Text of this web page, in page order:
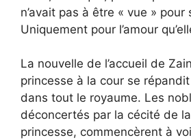
n’avait pas à être « vue » pour
Uniquement pour l’amour
La nouvelle de l’accueil de
princesse à la cour se
dans tout le royaume. Les
déconcertés par la cécité de
princesse, commencèrent à